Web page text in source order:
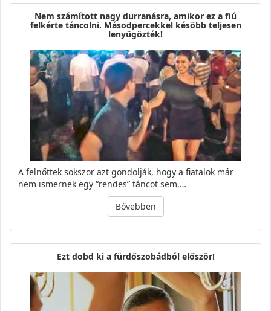
Nem számított nagy durranásra, amikor ez a fiú
felkérte táncolni. Másodpercekkel később teljesen
lenyűgözték!
A felnőttek sokszor azt gondolják, hogy a fiatalok már
nem ismernek egy “rendes” táncot sem,…
Bővebben
Ezt dobd ki a fürdőszobádból először!